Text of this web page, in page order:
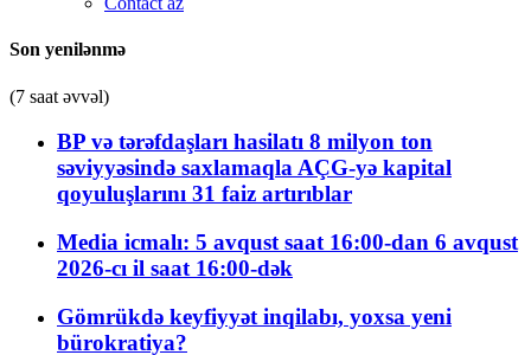
Son yenilənmə
(7 saat əvvəl)
BP və tərəfdaşları hasilatı 8 milyon ton
səviyyəsində saxlamaqla AÇG-yə kapital
qoyuluşlarını 31 faiz artırıblar
Media icmalı: 5 avqust saat 16:00-dan 6 avqust
2026-cı il saat 16:00-dək
Gömrükdə keyfiyyət inqilabı, yoxsa yeni
bürokratiya?